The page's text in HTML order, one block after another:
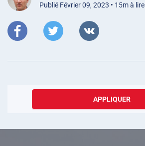
Publié Février 09, 2023 • 15m à lire
APPLIQUER